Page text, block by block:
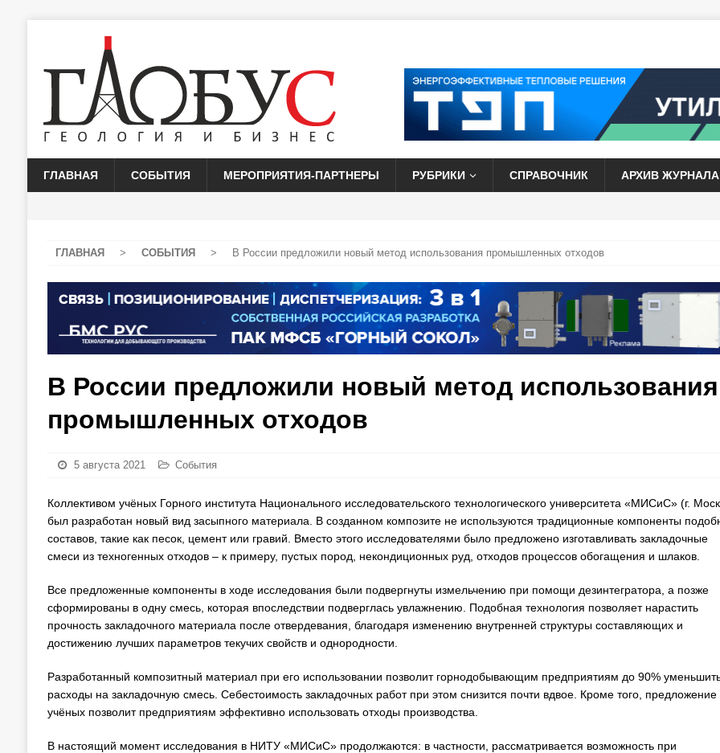
ГЛАВНАЯ СОБЫТИЯ МЕРОПРИЯТИЯ-ПАРТНЕРЫ РУБРИКИ СПРАВОЧНИК АРХИВ ЖУРНАЛА
ГЛАВНАЯ > СОБЫТИЯ > В России предложили новый метод использования промышленных отходов
В России предложили новый метод использования
промышленных отходов
5 августа 2021 События
Коллективом учёных Горного института Национального исследовательского технологического университета «МИСиС» (г.
был разработан новый вид засыпного материала. В созданном композите не используются традиционные компоненты
составов, такие как песок, цемент или гравий. Вместо этого исследователями было предложено изготавливать закладочные
смеси из техногенных отходов – к примеру, пустых пород, некондиционных руд, отходов процессов обогащения и шлаков.
Все предложенные компоненты в ходе исследования были подвергнуты измельчению при помощи дезинтегратора, а позже
сформированы в одну смесь, которая впоследствии подверглась увлажнению. Подобная технология позволяет нарастить
прочность закладочного материала после отвердевания, благодаря изменению внутренней структуры составляющих и
достижению лучших параметров текучих свойств и однородности.
Разработанный композитный материал при его использовании позволит горнодобывающим предприятиям до 90%
расходы на закладочную смесь. Себестоимость закладочных работ при этом снизится почти вдвое. Кроме того, предложение
учёных позволит предприятиям эффективно использовать отходы производства.
В настоящий момент исследования в НИТУ «МИСиС» продолжаются: в частности, рассматривается возможность при